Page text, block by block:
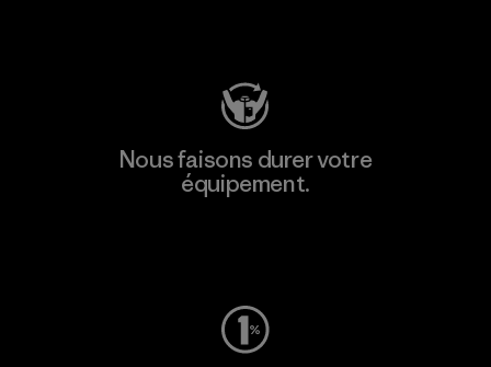
Nous faisons durer votre
équipement.